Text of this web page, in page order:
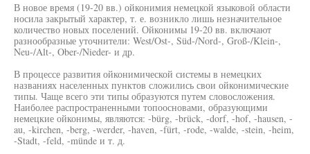
В новое время (19-20 вв.) ойконимия немецкой языковой области
носила закрытый характер, т. е. возникло лишь незначительное
количество новых поселений. Ойконимы 19-20 вв. включают
разнообразные уточнители: West/Ost-, Süd-/Nord-, Groß-/Klein-,
Neu-/Alt-, Ober-/Nieder- и др.
В процессе развития ойконимической системы в немецких
названиях населенных пунктов сложились свои ойконимические
типы. Чаще всего эти типы образуются путем словосложения.
Наиболее распространенными топоосновами, образующими
немецкие ойконимы, являются: -bürg, -brück, -dorf, -hof, -hausen, -
au, -kirchen, -berg, -werder, -haven, -fürt, -rode, -walde, -stein, -heim,
-Stadt, -feld, -münde и т. д.